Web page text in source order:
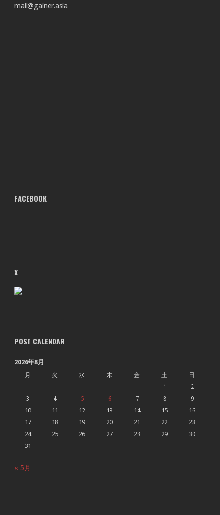
mail@gainer.asia
FACEBOOK
X
POST CALENDAR
2026年8月
月
火 水 木 金 土
日
1
2
3
4 5 6 7 8
9
10
11 12 13 14 15
16
17
18 19 20 21 22
23
24
25 26 27 28 29
30
31
« 5月